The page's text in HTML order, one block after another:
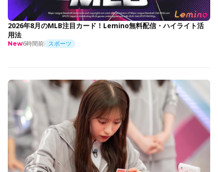
2026年8月のMLB注目カード！Lemino無料配信・ハイライト活
用法
New6時間前 スポーツ